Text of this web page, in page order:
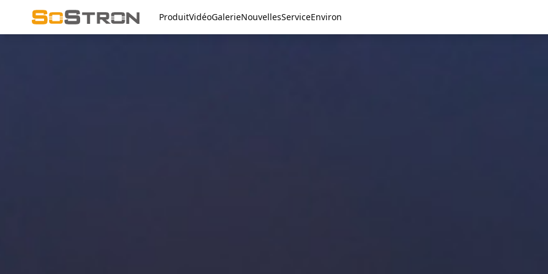
ProduitVidéoGalerieNouvellesServiceEnviron